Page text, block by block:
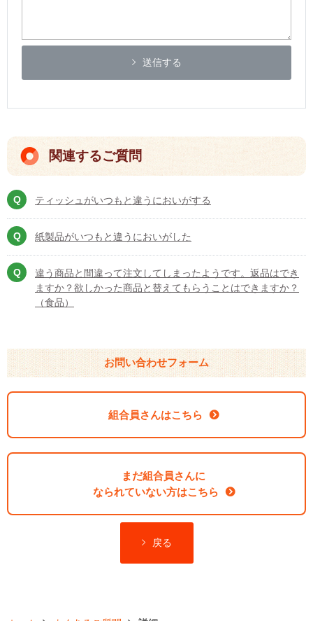
送信する
関連するご質問
ティッシュがいつもと違うにおいがする
紙製品がいつもと違うにおいがした
違う商品と間違って注文してしまったようです。返品はでき
ますか？欲しかった商品と替えてもらうことはできますか？
（食品）
お問い合わせフォーム
組合員さんはこちら
まだ組合員さんに
なられていない方はこちら
戻る